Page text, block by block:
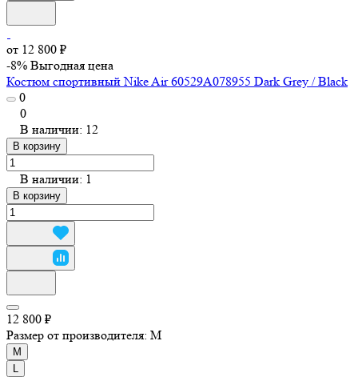
от 12 800 ₽
-8% Выгодная цена
Костюм спортивный Nike Air 60529A078955 Dark Grey / Black
0
0
В наличии: 12
В корзину
В наличии: 1
В корзину
12 800 ₽
Размер от производителя: M
M